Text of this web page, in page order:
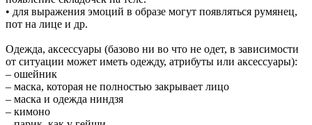
• для выражения эмоций в образе могут появляться румянец,
пот на лице и др.
Одежда, аксессуары (базово ни во что не одет, в зависимости
от ситуации может иметь одежду, атрибуты или аксессуары):
– ошейник
– маска, которая не полностью закрывает лицо
– маска и одежда ниндзя
– кимоно